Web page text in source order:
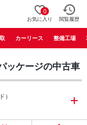
0
お気に入り 閲覧履歴
カーリース 整備工場
ッケージの中古車
）